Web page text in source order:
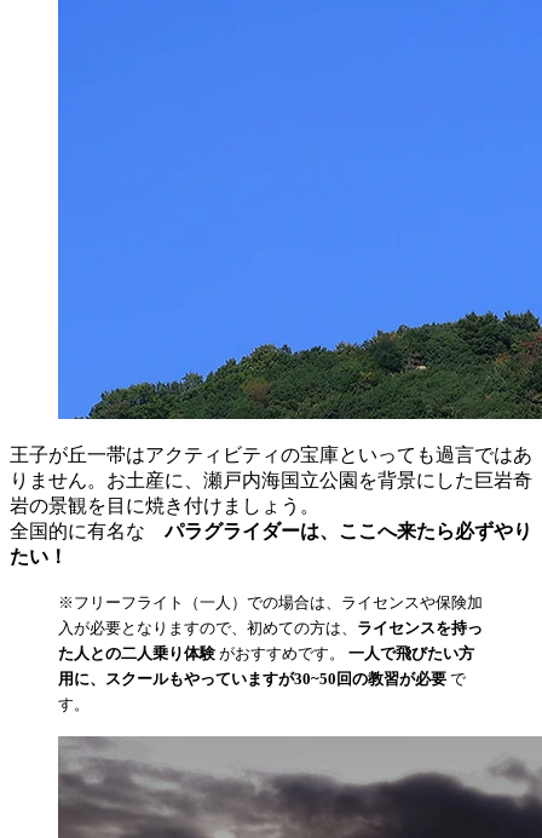
王子が丘一帯はアクティビティの宝庫といっても過言ではあ
りません。お土産に、瀬戸内海国立公園を背景にした巨岩奇
岩の景観を目に焼き付けましょう。
全国的に有名なパラグライダーは、ここへ来たら必ずやり
たい！
※フリーフライト（一人）での場合は、ライセンスや保険加
入が必要となりますので、初めての方は、 ライセンスを持っ
た人との二人乗り体験 がおすすめです。 一人で飛びたい方
用に、スクールもやっていますが30~50回の教習が必要 で
す。